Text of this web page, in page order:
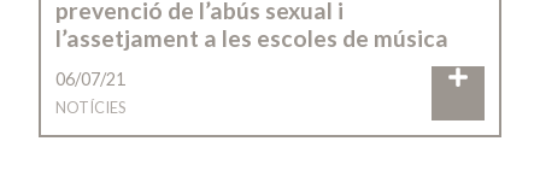
prevenció de l’abús sexual i
l’assetjament a les escoles de música
06/07/21
NOTÍCIES